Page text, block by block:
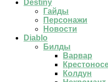
Destiny
Гайды
Персонажи
Новости
Diablo
Билды
Варвар
Колдун